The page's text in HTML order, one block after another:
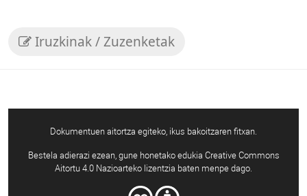
Iruzkinak / Zuzenketak
Dokumentuen aitortza egiteko, ikus bakoitzaren fitxan.
Bestela adierazi ezean, gune honetako edukia Creative Commons
Aitortu 4.0 Nazioarteko lizentzia baten menpe dago.